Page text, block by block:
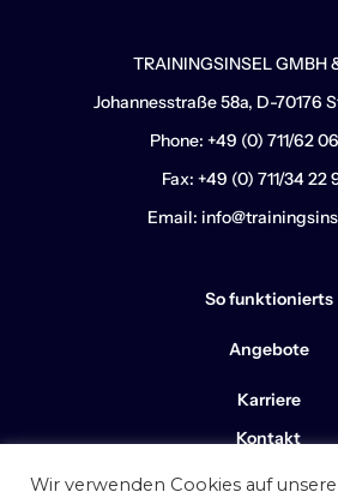
TRAININGSINSEL GMBH
Johannesstraße 58a, D-70176
Phone: +49 (0) 711/62
Fax: +49 (0) 711/34 22
Email:
So funktionierts
Angebote
Karriere
Kontakt
Impressum
Wir verwenden Cookies auf